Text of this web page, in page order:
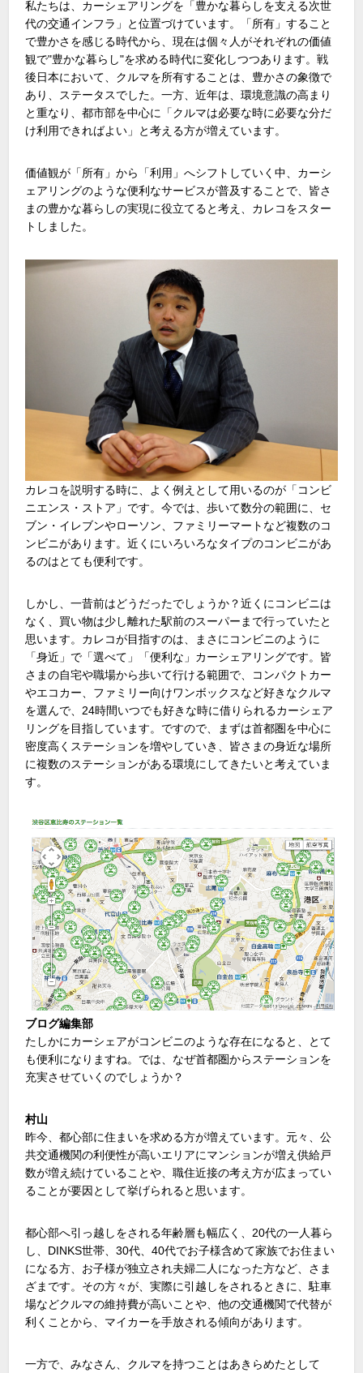
私たちは、カーシェアリングを「豊かな暮らしを支える次世
代の交通インフラ」と位置づけています。「所有」すること
で豊かさを感じる時代から、現在は個々人がそれぞれの価値
観で"豊かな暮らし"を求める時代に変化しつつあります。戦
後日本において、クルマを所有することは、豊かさの象徴で
あり、ステータスでした。一方、近年は、環境意識の高まり
と重なり、都市部を中心に「クルマは必要な時に必要な分だ
け利用できればよい」と考える方が増えています。
価値観が「所有」から「利用」へシフトしていく中、カーシ
ェアリングのような便利なサービスが普及することで、皆さ
まの豊かな暮らしの実現に役立てると考え、カレコをスター
トしました。
カレコを説明する時に、よく例えとして用いるのが「コンビ
ニエンス・ストア」です。今では、歩いて数分の範囲に、セ
ブン・イレブンやローソン、ファミリーマートなど複数のコ
ンビニがあります。近くにいろいろなタイプのコンビニがあ
るのはとても便利です。
しかし、一昔前はどうだったでしょうか？近くにコンビニは
なく、買い物は少し離れた駅前のスーパーまで行っていたと
思います。カレコが目指すのは、まさにコンビニのように
「身近」で「選べて」「便利な」カーシェアリングです。皆
さまの自宅や職場から歩いて行ける範囲で、コンパクトカー
やエコカー、ファミリー向けワンボックスなど好きなクルマ
を選んで、24時間いつでも好きな時に借りられるカーシェア
リングを目指しています。ですので、まずは首都圏を中心に
密度高くステーションを増やしていき、皆さまの身近な場所
に複数のステーションがある環境にしてきたいと考えていま
す。
ブログ編集部
たしかにカーシェアがコンビニのような存在になると、とて
も便利になりますね。では、なぜ首都圏からステーションを
充実させていくのでしょうか？
村山
昨今、都心部に住まいを求める方が増えています。元々、公
共交通機関の利便性が高いエリアにマンションが増え供給戸
数が増え続けていることや、職住近接の考え方が広まってい
ることが要因として挙げられると思います。
都心部へ引っ越しをされる年齢層も幅広く、20代の一人暮ら
し、DINKS世帯、30代、40代でお子様含めて家族でお住まい
になる方、お子様が独立され夫婦二人になった方など、さま
ざまです。その方々が、実際に引越しをされるときに、駐車
場などクルマの維持費が高いことや、他の交通機関で代替が
利くことから、マイカーを手放される傾向があります。
一方で、みなさん、クルマを持つことはあきらめたとして